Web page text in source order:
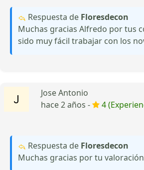
Respuesta de Floresdecon
Muchas gracias Alfredo por tus
sido muy fácil trabajar con los
Jose Antonio
hace 2 años -
4
Respuesta de Floresdecon
Muchas gracias por tu valoración